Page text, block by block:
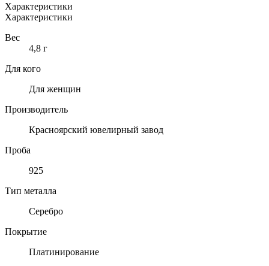
Характеристики
Характеристики
Вес
4,8 г
Для кого
Для женщин
Производитель
Красноярский ювелирный завод
Проба
925
Тип металла
Серебро
Покрытие
Платинирование